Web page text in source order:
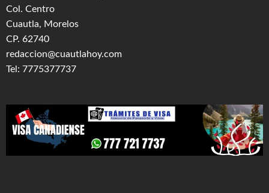
Col. Centro
Cuautla, Morelos
CP. 62740
redaccion@cuautlahoy.com
Tel: 7775377737